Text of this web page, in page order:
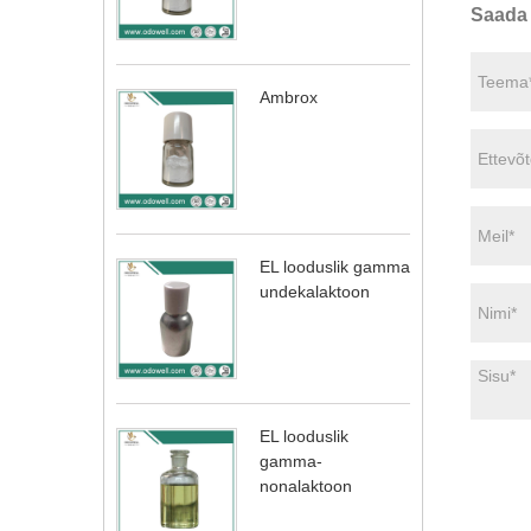
Ambrox
EL looduslik gamma
undekalaktoon
EL looduslik
gamma-
nonalaktoon